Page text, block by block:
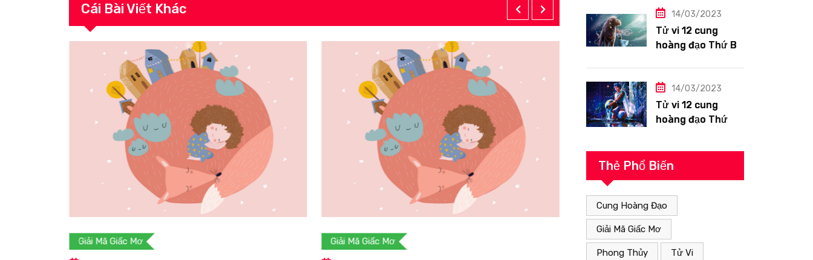
Cái Bài Viết Khác
Giải Mã Giấc Mơ Giải Mã Giấc Mơ Giải Mã Giấc Mơ
Hợi công việc
siêng năng
14/03/2023
Tử vi 12 cung
hoàng đạo Thứ Ba
thuận lợi
14/03/2023
Tử vi 12 cung
hoàng đạo Thứ
13/3/2023: Bảo
Bình tài lộc tốt
Thẻ Phổ Biến
Cung Hoàng Đạo
Giải Mã Giấc Mơ
Phong Thủy Tử Vi